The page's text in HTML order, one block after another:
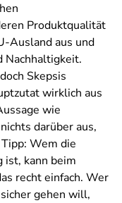
Produktqualität
Ausland aus und
Nachhaltigkeit.
Skepsis
wirklich aus
wie
darüber aus,
Wem die
kann beim
recht einfach. Wer
gehen will,